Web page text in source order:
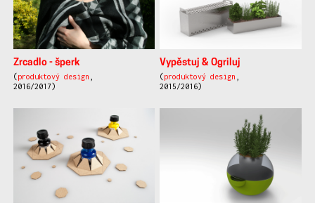
Zrcadlo - šperk
(produktový design
2016/2017)
Vypěstuj & Ogriluj
(produktový design
2015/2016)